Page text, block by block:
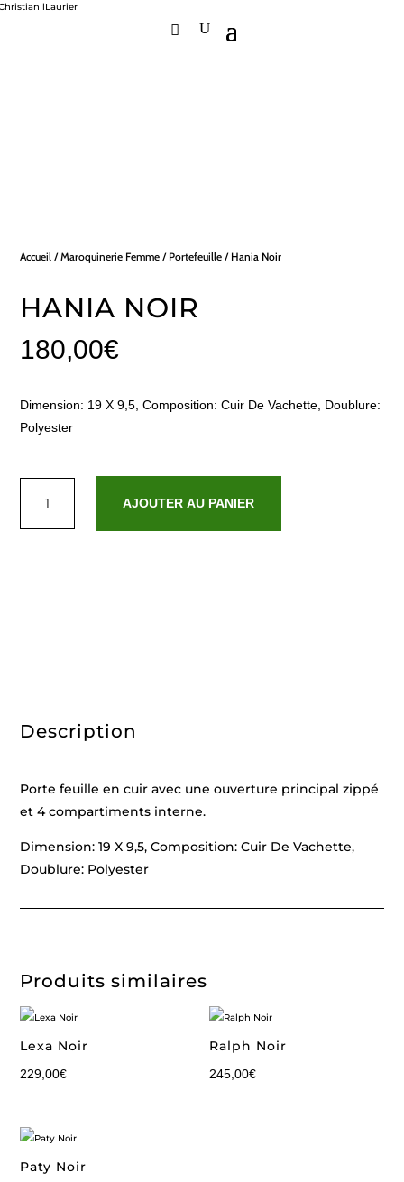
Accueil /Maroquinerie Femme / Portefeuille / Hania Noir
HANIA NOIR
180,00€
Dimension: 19 X 9,5, Composition: Cuir De Vachette, Doublure:
Polyester
AJOUTER AU PANIER
Description
Porte feuille en cuir avec une ouverture principal zippé
et 4 compartiments interne.
Dimension: 19 X 9,5, Composition: Cuir De Vachette,
Doublure: Polyester
Produits similaires
Lexa Noir
229,00€
Ralph Noir
245,00€
Paty Noir